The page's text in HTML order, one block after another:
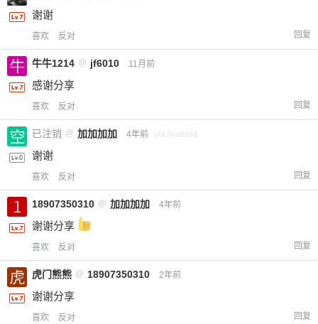
谢谢
喜欢 反对 回复
牛牛1214 @ jf6010 11月前
感谢分享
喜欢 反对 回复
已注销 @ 加加加加 4年前 via Android
谢谢
喜欢 反对 回复
18907350310 @ 加加加加 4年前
谢谢分享
喜欢 反对 回复
虎门熊熊 @ 18907350310 2年前
谢谢分享
喜欢 反对 回复